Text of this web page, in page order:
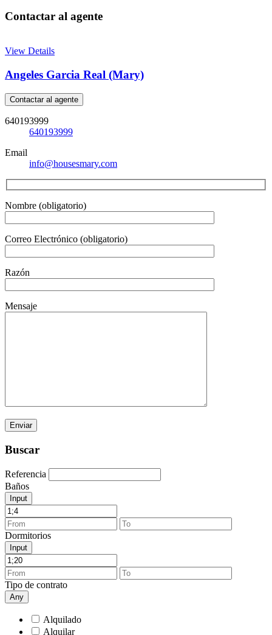
Contactar al agente
View Details
Angeles Garcia Real (Mary)
Contactar al agente
640193999
640193999
Email
info@housesmary.com
Nombre (obligatorio)
Correo Electrónico (obligatorio)
Razón
Mensaje
Buscar
Referencia
Baños
Input
Dormitorios
Input
Tipo de contrato
Any
Alquilado
Alquilar